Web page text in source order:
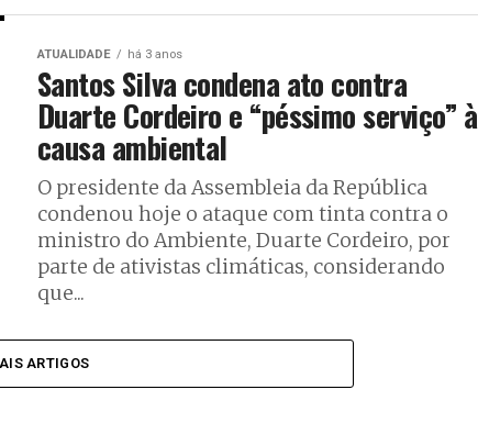
ATUALIDADE há 3 anos
Santos Silva condena ato contra
Duarte Cordeiro e “péssimo serviço” à
causa ambiental
O presidente da Assembleia da República
condenou hoje o ataque com tinta contra o
ministro do Ambiente, Duarte Cordeiro, por
parte de ativistas climáticas, considerando
que...
ARTIGOS